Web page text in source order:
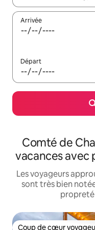
Arrivée
Départ
Comté de
vacances avec
Les voyageurs
sont très bien
propreté
Coup de cœur